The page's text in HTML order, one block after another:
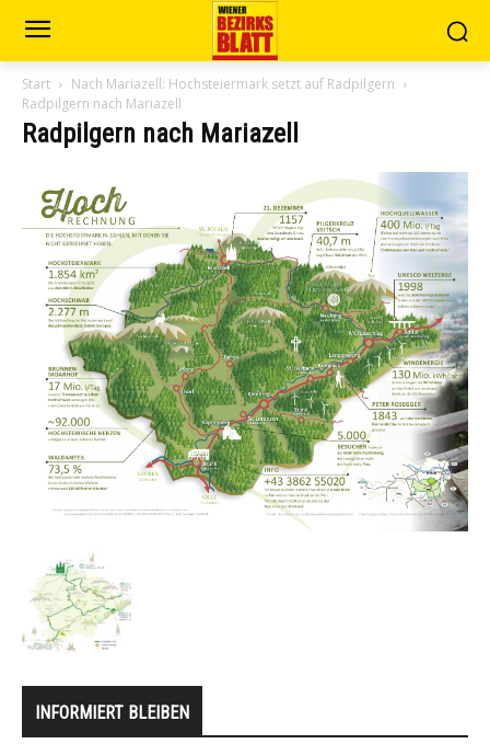
Start
Nach Mariazell: Hochsteiermark setzt auf Radpilgern
Radpilgern nach Mariazell
Radpilgern nach Mariazell
INFORMIERT BLEIBEN